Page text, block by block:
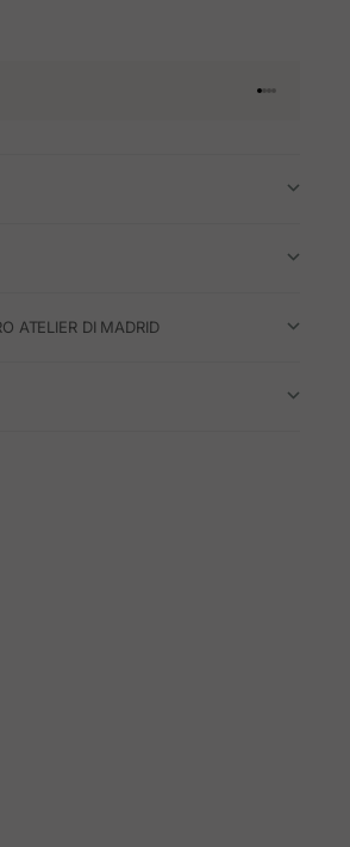
Vai
Vai
Vai
Vai
ATELIER DI MADRID